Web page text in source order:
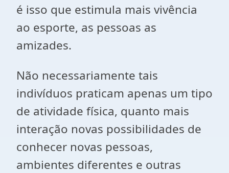
é isso que estimula mais vivência
ao esporte, as pessoas as
amizades.
Não necessariamente tais
indivíduos praticam apenas um tipo
de atividade física, quanto mais
interação novas possibilidades de
conhecer novas pessoas,
ambientes diferentes e outras